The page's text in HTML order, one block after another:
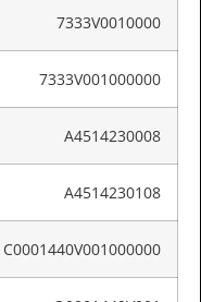
7333V0010000
7333V001000000
A4514230008
A4514230108
C0001440V001000000